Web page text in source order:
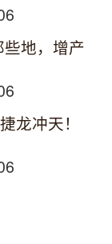
地，增产
龙冲天！